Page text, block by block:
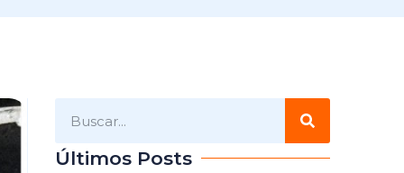
Últimos Posts